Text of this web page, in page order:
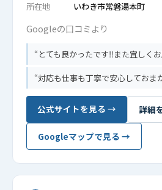
所在地
いわき市常磐湯本町
Googleの口コミより
とても良かったです‼また宜しくお
対応も仕事も丁寧で安心しておま
公式サイトを見る → 詳細
Googleマップで見る →